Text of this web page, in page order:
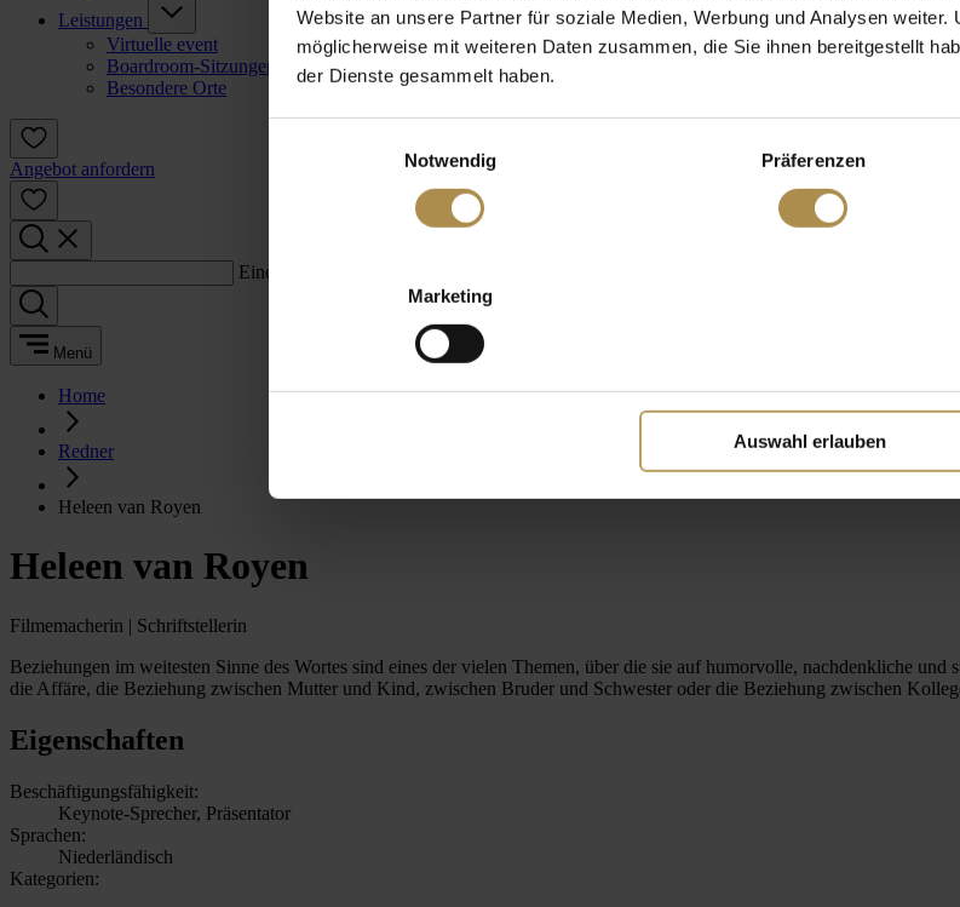
Website an unsere Partner für soziale Medien, Werbung und Analysen
möglicherweise mit weiteren Daten zusammen, die Sie ihnen bereitgestellt
der Dienste gesammelt haben.
Notwendig
Präferenzen
Marketing
Auswahl erlauben
Leistungen
Virtuelle event
Boardroom-Sitzungen
Besondere Orte
Angebot anfordern
Einen Suchbegriff eingeben:
Menü
Home
Redner
Heleen van Royen
Heleen van Royen
Filmemacherin | Schriftstellerin
Beziehungen im weitesten Sinne des Wortes sind eines der vielen Themen, über die sie auf humorvolle, nachdenkliche
die Affäre, die Beziehung zwischen Mutter und Kind, zwischen Bruder und Schwester oder die Beziehung zwischen
Eigenschaften
Beschäftigungsfähigkeit:
Keynote-Sprecher, Präsentator
Sprachen:
Niederländisch
Kategorien: